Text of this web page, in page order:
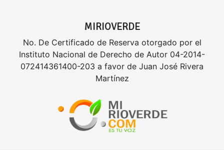
MIRIOVERDE
No. De Certificado de Reserva otorgado por el
Instituto Nacional de Derecho de Autor 04-2014-
072414361400-203 a favor de Juan José Rivera
Martínez